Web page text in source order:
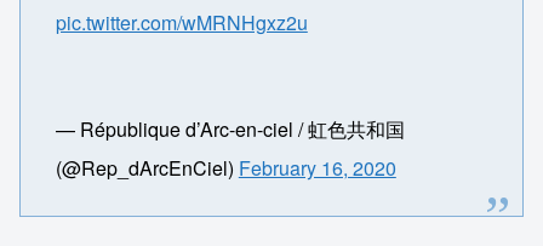
pic.twitter.com/wMRNHgxz2u
— République d’Arc-en-ciel / 虹色共和国
(@Rep_dArcEnCiel) February 16, 2020